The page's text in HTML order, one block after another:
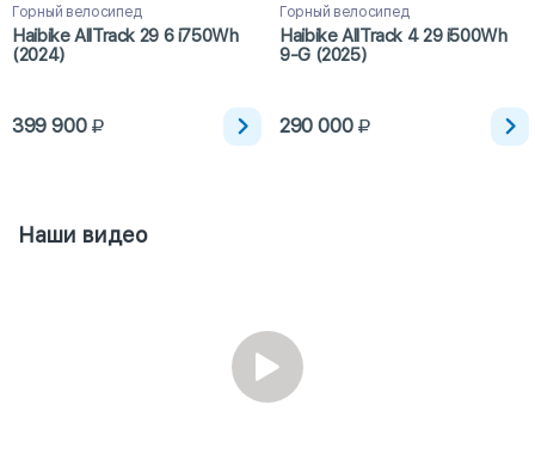
Горный велосипед
Haibike AllTrack 29 6 i750Wh
(2024)
399 900
Горный велосипед
Haibike AllTrack 4 29 i500Wh
9-G (2025)
290 000
Наши видео